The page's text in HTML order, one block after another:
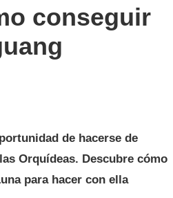
conseguir
de hacerse de
Orquídeas. Descubre cómo
para hacer con ella